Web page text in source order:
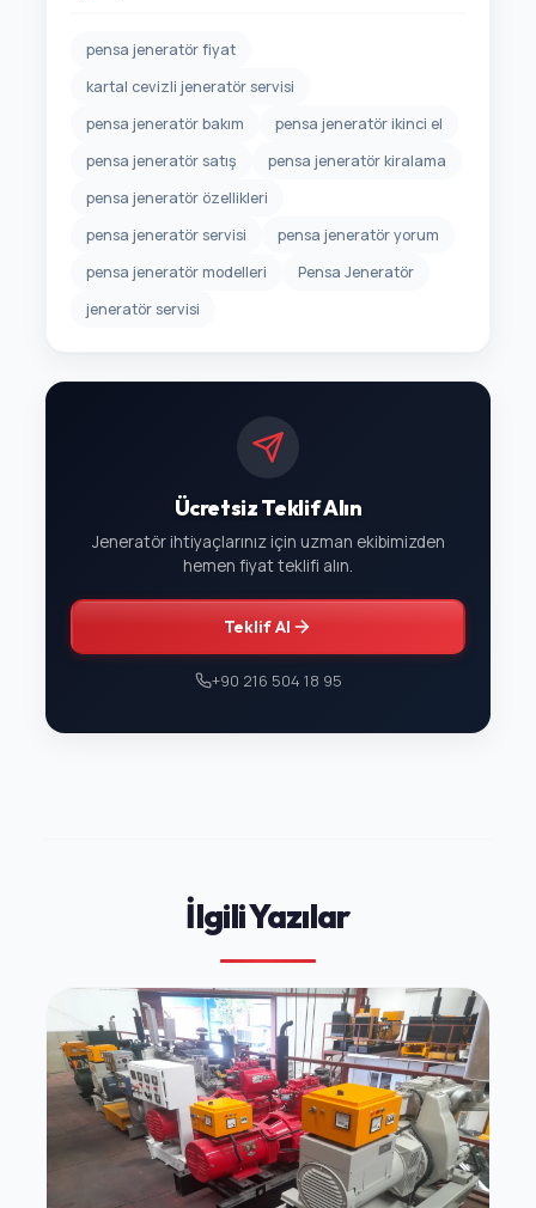
pensa jeneratör fiyat
kartal cevizli jeneratör servisi
pensa jeneratör bakım
pensa jeneratör ikinci el
pensa jeneratör satış
pensa jeneratör kiralama
pensa jeneratör özellikleri
pensa jeneratör servisi
pensa jeneratör yorum
pensa jeneratör modelleri
Pensa Jeneratör
jeneratör servisi
Ücretsiz Teklif Alın
Jeneratör ihtiyaçlarınız için uzman ekibimizden
hemen fiyat teklifi alın.
Teklif Al
+90 216 504 18 95
İlgili Yazılar